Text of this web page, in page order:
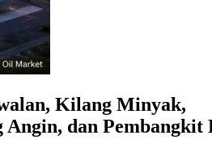
Kilang Minyak,
dan